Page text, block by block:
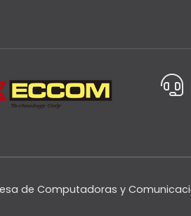
de Computadoras y